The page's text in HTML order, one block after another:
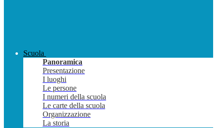
Scuola
Panoramica
Presentazione
I luoghi
Le persone
I numeri della scuola
Le carte della scuola
Organizzazione
La storia